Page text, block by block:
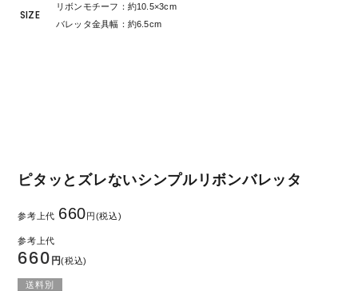
SIZE
リボンモチーフ：約10.5×3cm
バレッタ金具幅：約6.5cm
ピタッとズレないシンプルリボンバレッタ
参考上代 660 円(税込)
660 円(税込)
送料別